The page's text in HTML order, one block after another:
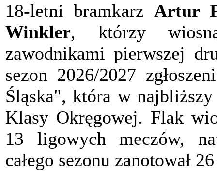
18-letni bramkarz Artur
Winkler,
którzy
zawodnikami pierwszej
sezon 2026/2027
Śląska", która w
Klasy Okręgowej. Flak
13 ligowych meczów,
całego sezonu zanotował